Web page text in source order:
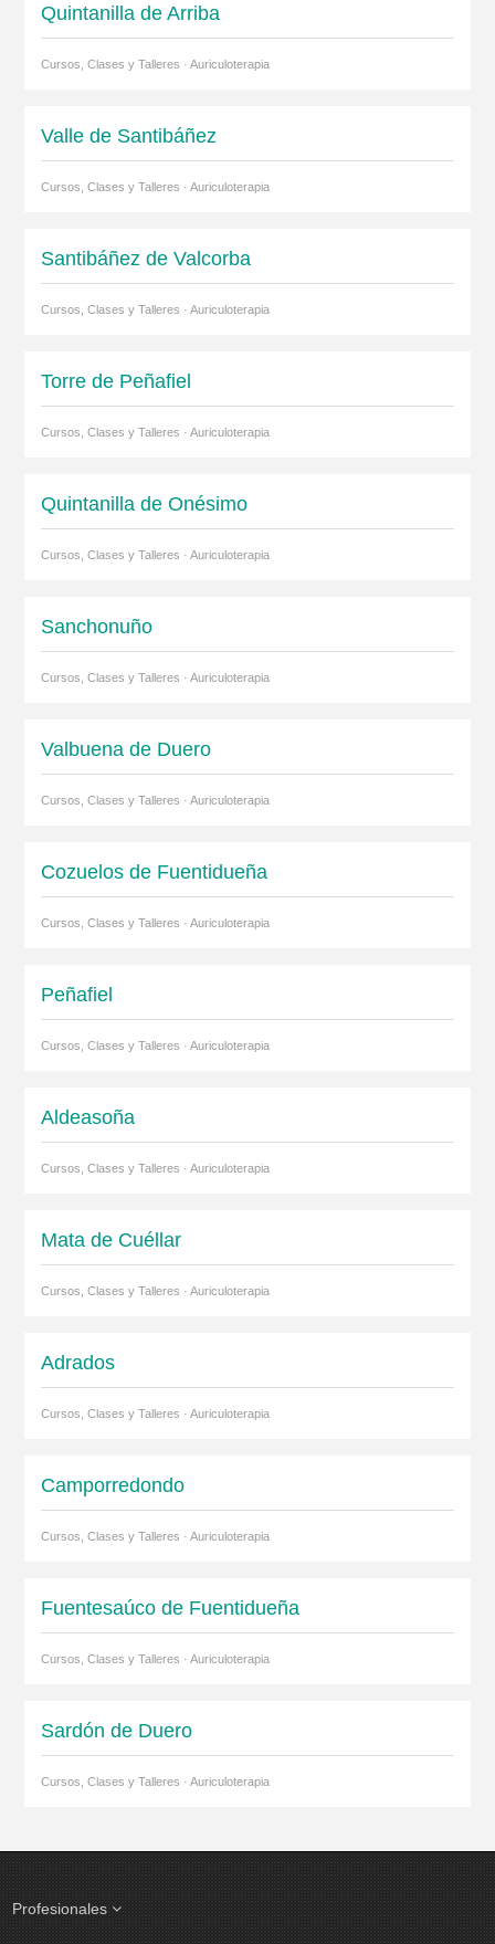
Quintanilla de Arriba
Cursos, Clases y Talleres · Auriculoterapia
Valle de Santibáñez
Cursos, Clases y Talleres · Auriculoterapia
Santibáñez de Valcorba
Cursos, Clases y Talleres · Auriculoterapia
Torre de Peñafiel
Cursos, Clases y Talleres · Auriculoterapia
Quintanilla de Onésimo
Cursos, Clases y Talleres · Auriculoterapia
Sanchonuño
Cursos, Clases y Talleres · Auriculoterapia
Valbuena de Duero
Cursos, Clases y Talleres · Auriculoterapia
Cozuelos de Fuentidueña
Cursos, Clases y Talleres · Auriculoterapia
Peñafiel
Cursos, Clases y Talleres · Auriculoterapia
Aldeasoña
Cursos, Clases y Talleres · Auriculoterapia
Mata de Cuéllar
Cursos, Clases y Talleres · Auriculoterapia
Adrados
Cursos, Clases y Talleres · Auriculoterapia
Camporredondo
Cursos, Clases y Talleres · Auriculoterapia
Fuentesaúco de Fuentidueña
Cursos, Clases y Talleres · Auriculoterapia
Sardón de Duero
Cursos, Clases y Talleres · Auriculoterapia
Profesionales